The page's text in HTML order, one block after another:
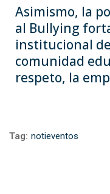
Asimismo, la
al Bullying
institucional
comunidad
respeto, la
Tag: notieventos